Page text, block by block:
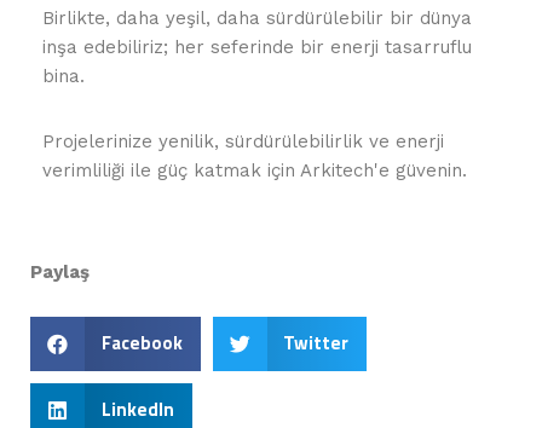
Birlikte, daha yeşil, daha sürdürülebilir bir dünya
inşa edebiliriz; her seferinde bir enerji tasarruflu
bina.
Projelerinize yenilik, sürdürülebilirlik ve enerji
verimliliği ile güç katmak için Arkitech'e güvenin.
Paylaş
Facebook Twitter
LinkedIn